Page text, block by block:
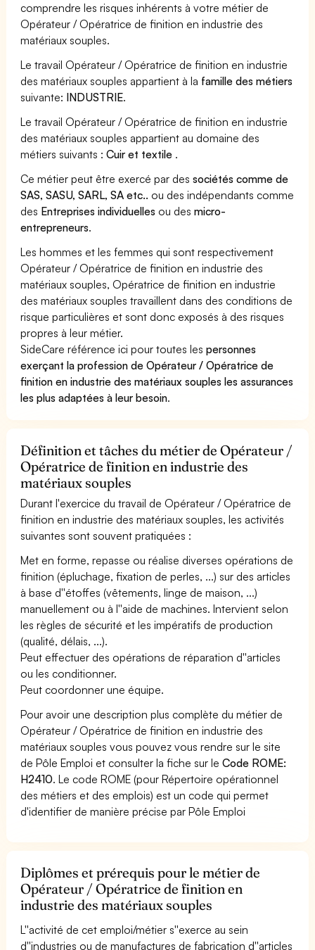
comprendre les risques inhérents à votre métier de
Opérateur / Opératrice de finition en industrie des
matériaux souples.
Le travail Opérateur / Opératrice de finition en industrie
des matériaux souples appartient à la famille des métiers
suivante: INDUSTRIE.
Le travail Opérateur / Opératrice de finition en industrie
des matériaux souples appartient au domaine des
métiers suivants :Cuir et textile .
Ce métier peut être exercé par dessociétés comme de
SAS, SASU, SARL, SA etc.. ou des indépendants comme
des Entreprises individuelles ou desmicro-
entrepreneurs.
Les hommes et les femmes qui sont respectivement
Opérateur / Opératrice de finition en industrie des
matériaux souples, Opératrice de finition en industrie
des matériaux souples travaillent dans des conditions de
risque particulières et sont donc exposés à des risques
propres à leur métier.
SideCare référence ici pour toutes lespersonnes
exerçant la profession de Opérateur / Opératrice de
finition en industrie des matériaux souples les assurances
les plus adaptées à leur besoin.
Définition et tâches du métier de Opérateur /
Opératrice de finition en industrie des
matériaux souples
Durant l'exercice du travail de Opérateur / Opératrice de
finition en industrie des matériaux souples, les activités
suivantes sont souvent pratiquées :
Met en forme, repasse ou réalise diverses opérations de
finition (épluchage, fixation de perles, ...) sur des articles
à base d''étoffes (vêtements, linge de maison, ...)
manuellement ou à l''aide de machines. Intervient selon
les règles de sécurité et les impératifs de production
(qualité, délais, ...).
Peut effectuer des opérations de réparation d''articles
ou les conditionner.
Peut coordonner une équipe.
Pour avoir une description plus complète du métier de
Opérateur / Opératrice de finition en industrie des
matériaux souples vous pouvez vous rendre sur le site
de Pôle Emploi et consulter la fiche sur leCode ROME:
H2410. Le code ROME (pour Répertoire opérationnel
des métiers et des emplois) est un code qui permet
d'identifier de manière précise par Pôle Emploi
Diplômes et prérequis pour le métier de
Opérateur / Opératrice de finition en
industrie des matériaux souples
L''activité de cet emploi/métier s''exerce au sein
d''industries ou de manufactures de fabrication d''articles